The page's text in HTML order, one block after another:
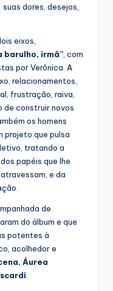
dores, desejos,
eixos,
barulho, irmã” , com
por Verônica. A
relacionamentos,
frustração, raiva,
de construir novos
os homens
projeto que pulsa
tratando a
papéis que lhe
e da
de
do álbum e que
potentes à
acolhedor e
Áurea